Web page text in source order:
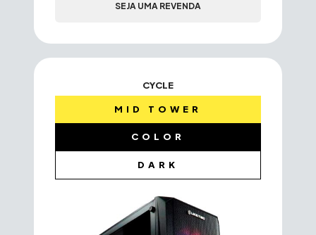
SEJA UMA REVENDA
CYCLE
MID TOWER
COLOR
DARK